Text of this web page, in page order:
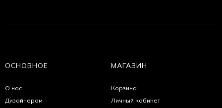
ОСНОВНОЕ
О нас
Дизайнерам
МАГАЗИН
Корзина
Личный кабинет